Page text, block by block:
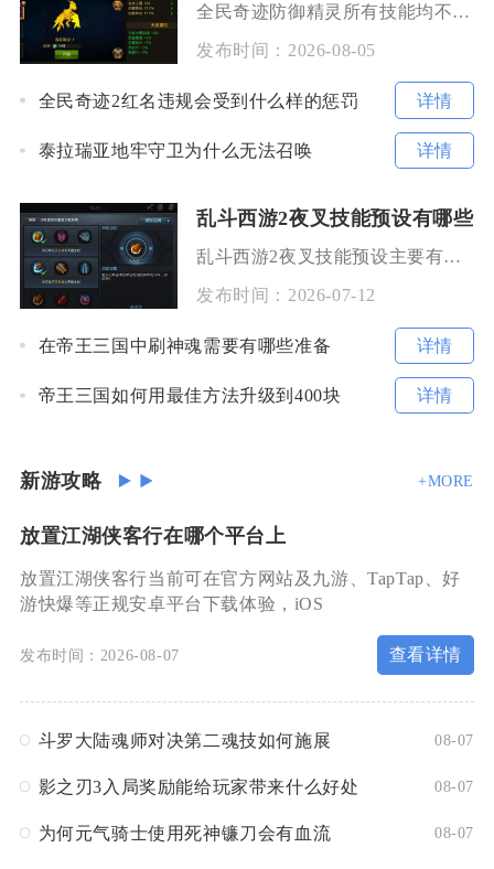
全民奇迹防御精灵所有技能均不存在额外回合效果，所有防护类、减伤类、护盾类被动与主动技能只会
发布时间： 2026-08-05
全民奇迹2红名违规会受到什么样的惩罚 详情
泰拉瑞亚地牢守卫为什么无法召唤 详情
乱斗西游2夜叉技能预设有哪些
乱斗西游2夜叉技能预设主要有爆发切入、续航缠斗、收割追击三套核心方案，分别适配突袭秒人、持
发布时间： 2026-07-12
在帝王三国中刷神魂需要有哪些准备 详情
帝王三国如何用最佳方法升级到400块 详情
新游攻略 +MORE
放置江湖侠客行在哪个平台上
放置江湖侠客行当前可在官方网站及九游、TapTap、好
游快爆等正规安卓平台下载体验，iOS
发布时间：2026-08-07 查看详情
斗罗大陆魂师对决第二魂技如何施展 08-07
影之刃3入局奖励能给玩家带来什么好处 08-07
为何元气骑士使用死神镰刀会有血流 08-07